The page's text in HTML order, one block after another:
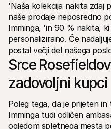
'Naša kolekcija nakita zdaj
naše prodaje neposredno
Imminga, 'in 90 % nakita,
personalizirano. Če
postal večji del našega
Srce
zadovoljni kupci
Poleg tega, da je prijeten
Imminga tudi odličen
ogledom spletnega mesta